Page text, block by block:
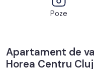
Poze
Apartament de
Horea Centru